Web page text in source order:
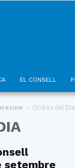
EL CONSELL
Ordres del Dia
setembre